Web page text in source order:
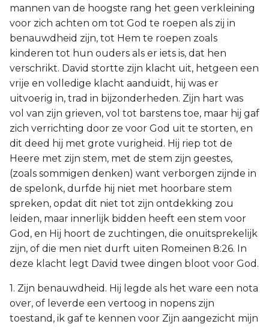
mannen van de hoogste rang het geen verkleining
voor zich achten om tot God te roepen als zij in
benauwdheid zijn, tot Hem te roepen zoals
kinderen tot hun ouders als er iets is, dat hen
verschrikt. David stortte zijn klacht uit, hetgeen een
vrije en volledige klacht aanduidt, hij was er
uitvoerig in, trad in bijzonderheden. Zijn hart was
vol van zijn grieven, vol tot barstens toe, maar hij gaf
zich verrichting door ze voor God uit te storten, en
dit deed hij met grote vurigheid. Hij riep tot de
Heere met zijn stem, met de stem zijn geestes,
(zoals sommigen denken) want verborgen zijnde in
de spelonk, durfde hij niet met hoorbare stem
spreken, opdat dit niet tot zijn ontdekking zou
leiden, maar innerlijk bidden heeft een stem voor
God, en Hij hoort de zuchtingen, die onuitsprekelijk
zijn, of die men niet durft uiten Romeinen 8:26. In
deze klacht legt David twee dingen bloot voor God.
1. Zijn benauwdheid. Hij legde als het ware een nota
over, of leverde een vertoog in nopens zijn
toestand, ik gaf te kennen voor Zijn aangezicht mijn